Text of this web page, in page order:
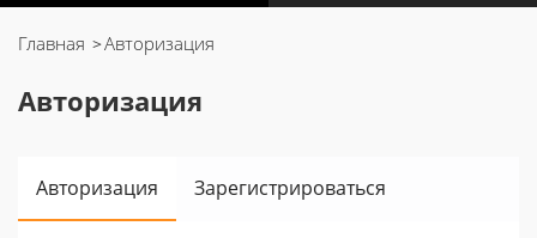
Главная Авторизация
Авторизация
Авторизация Зарегистрироваться